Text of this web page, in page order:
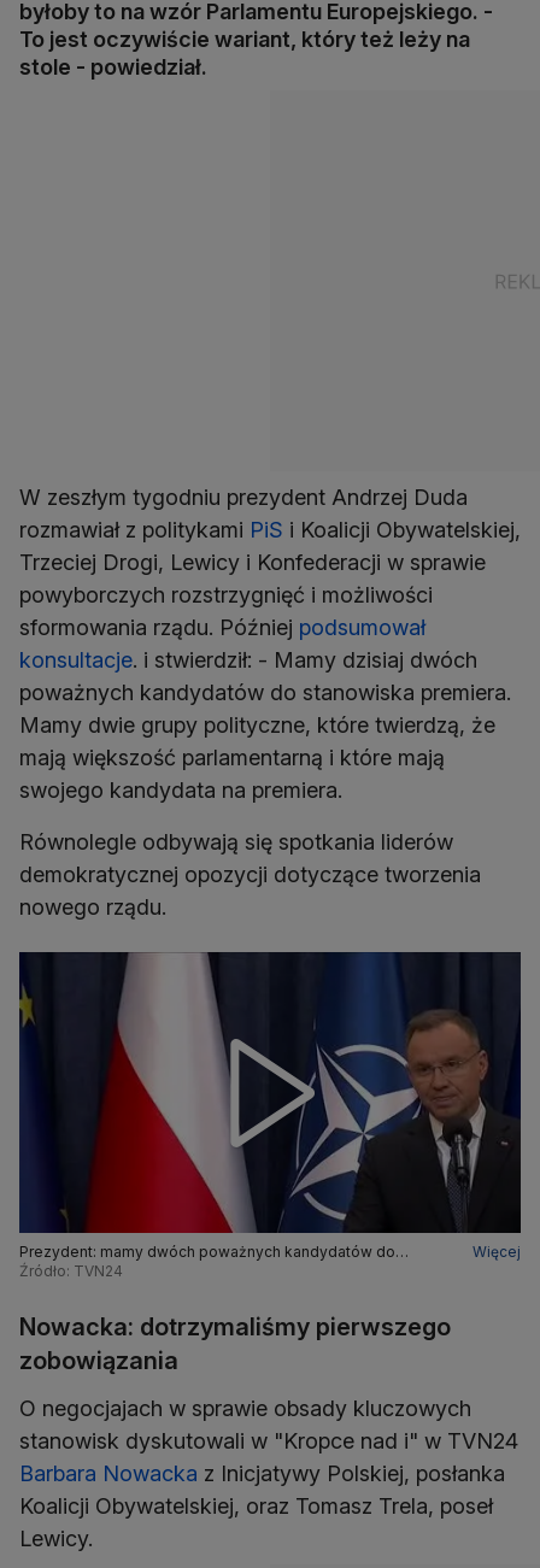
byłoby to na wzór Parlamentu Europejskiego. -
To jest oczywiście wariant, który też leży na
stole - powiedział.
W zeszłym tygodniu prezydent Andrzej Duda
rozmawiał z politykami PiS i Koalicji Obywatelskiej,
Trzeciej Drogi, Lewicy i Konfederacji w sprawie
powyborczych rozstrzygnięć i możliwości
sformowania rządu. Później podsumował
konsultacje. i stwierdził: - Mamy dzisiaj dwóch
poważnych kandydatów do stanowiska premiera.
Mamy dwie grupy polityczne, które twierdzą, że
mają większość parlamentarną i które mają
swojego kandydata na premiera.
Równolegle odbywają się spotkania liderów
demokratycznej opozycji dotyczące tworzenia
nowego rządu.
Prezydent: mamy dwóch poważnych kandydatów do
stanowiska premiera
Więcej
Źródło: TVN24
Nowacka: dotrzymaliśmy pierwszego
zobowiązania
O negocjajach w sprawie obsady kluczowych
stanowisk dyskutowali w "Kropce nad i" w TVN24
Barbara Nowacka z Inicjatywy Polskiej, posłanka
Koalicji Obywatelskiej, oraz Tomasz Trela, poseł
Lewicy.